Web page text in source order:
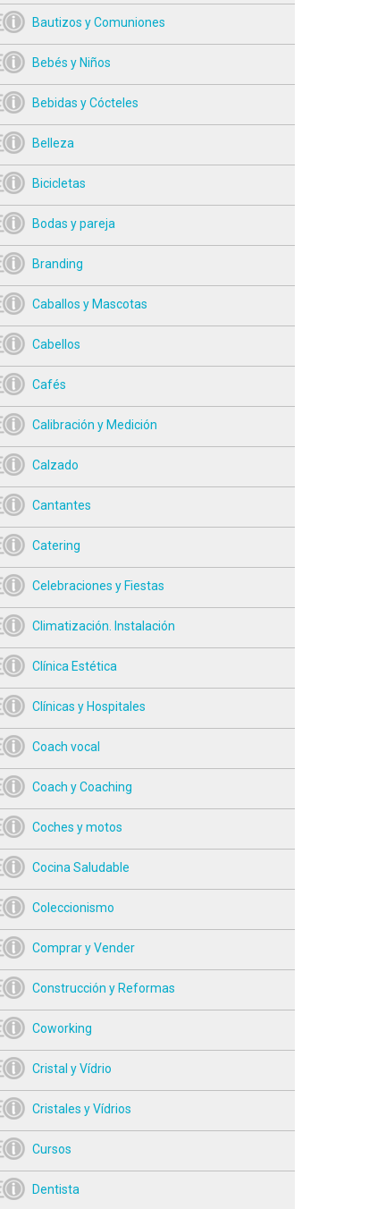
Bautizos y Comuniones
Bebés y Niños
Bebidas y Cócteles
Belleza
Bicicletas
Bodas y pareja
Branding
Caballos y Mascotas
Cabellos
Cafés
Calibración y Medición
Calzado
Cantantes
Catering
Celebraciones y Fiestas
Climatización. Instalación
Clínica Estética
Clínicas y Hospitales
Coach vocal
Coach y Coaching
Coches y motos
Cocina Saludable
Coleccionismo
Comprar y Vender
Construcción y Reformas
Coworking
Cristal y Vídrio
Cristales y Vídrios
Cursos
Dentista